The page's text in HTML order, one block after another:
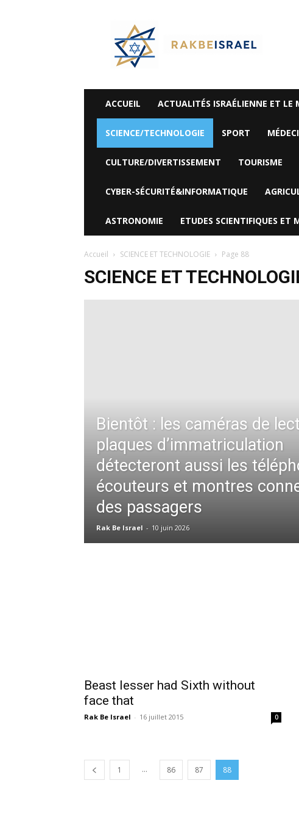
Rak
Be
Israel-
Alyaexpress-
News
ACCUEIL ACTUALITÉS ISRAÉLIENNE ET LE
SCIENCE/TECHNOLOGIE SPORT
CULTURE/DIVERTISSEMENT TOURISME
CYBER-SÉCURITÉ&INFORMATIQUE
ASTRONOMIE ETUDES SCIENTIFIQUES ET
Accueil SCIENCE ET TECHNOLOGIE Page 88
SCIENCE ET
Bientôt : les caméras de
plaques d’immatriculation
détecteront aussi les
écouteurs et montres
des passagers
Rak Be Israel - 10 juin 2026
Beast lesser had Sixth without
face that
Rak Be Israel - 16 juillet 2015 0
1 ... 86 87 88